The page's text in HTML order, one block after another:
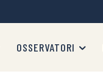
OSSERVATORI